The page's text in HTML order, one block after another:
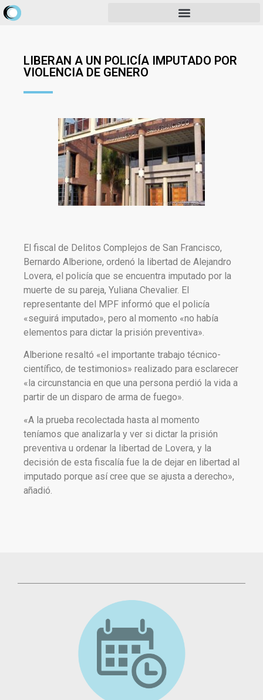
LIBERAN A UN POLICÍA IMPUTADO POR
VIOLENCIA DE GENERO
El fiscal de Delitos Complejos de San Francisco,
Bernardo Alberione, ordenó la libertad de Alejandro
Lovera, el policía que se encuentra imputado por la
muerte de su pareja, Yuliana Chevalier. El
representante del MPF informó que el policía
«seguirá imputado», pero al momento «no había
elementos para dictar la prisión preventiva».
Alberione resaltó «el importante trabajo técnico-
científico, de testimonios» realizado para esclarecer
«la circunstancia en que una persona perdió la vida a
partir de un disparo de arma de fuego».
«A la prueba recolectada hasta al momento
teníamos que analizarla y ver si dictar la prisión
preventiva u ordenar la libertad de Lovera, y la
decisión de esta fiscalía fue la de dejar en libertad al
imputado porque así cree que se ajusta a derecho»,
añadió.